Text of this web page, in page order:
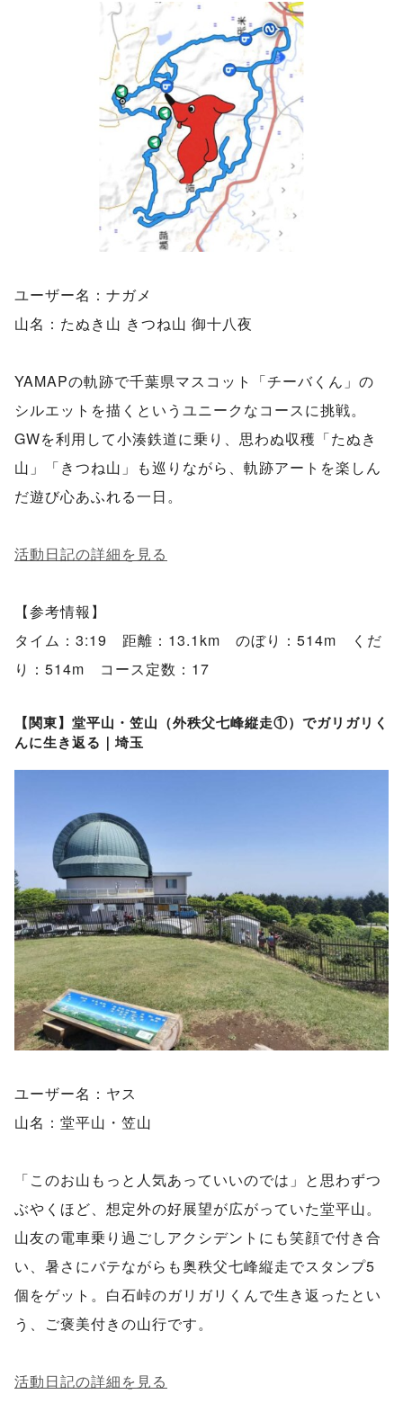
ユーザー名：ナガメ
山名：たぬき山 きつね山 御十八夜
YAMAPの軌跡で千葉県マスコット「チーバくん」の
シルエットを描くというユニークなコースに挑戦。
GWを利用して小湊鉄道に乗り、思わぬ収穫「たぬき
山」「きつね山」も巡りながら、軌跡アートを楽しん
だ遊び心あふれる一日。
活動日記の詳細を見る
【参考情報】
タイム：3:19 距離：13.1km のぼり：514m くだ
り：514m コース定数：17
【関東】堂平山・笠山（外秩父七峰縦走①）でガリガリく
んに生き返る｜埼玉
ユーザー名：ヤス
山名：堂平山・笠山
「このお山もっと人気あっていいのでは」と思わずつ
ぶやくほど、想定外の好展望が広がっていた堂平山。
山友の電車乗り過ごしアクシデントにも笑顔で付き合
い、暑さにバテながらも奥秩父七峰縦走でスタンプ5
個をゲット。白石峠のガリガリくんで生き返ったとい
う、ご褒美付きの山行です。
活動日記の詳細を見る